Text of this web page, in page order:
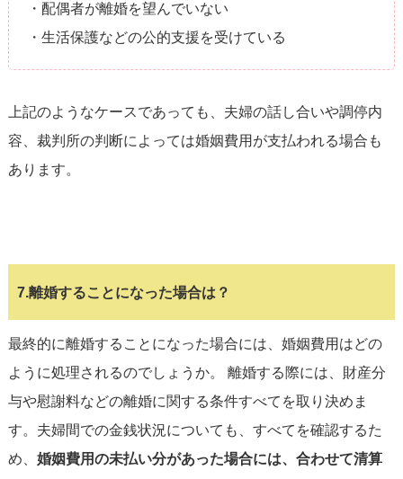
・配偶者が離婚を望んでいない
・生活保護などの公的支援を受けている
上記のようなケースであっても、夫婦の話し合いや調停内
容、裁判所の判断によっては婚姻費用が支払われる場合も
あります。
7.離婚することになった場合は？
最終的に離婚することになった場合には、婚姻費用はどの
ように処理されるのでしょうか。 離婚する際には、財産分
与や慰謝料などの離婚に関する条件すべてを取り決めま
す。夫婦間での金銭状況についても、すべてを確認するた
め、 婚姻費用の未払い分があった場合には、合わせて清算